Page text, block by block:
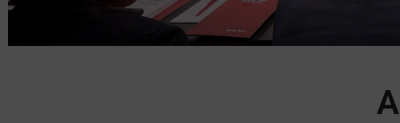
Federaciones